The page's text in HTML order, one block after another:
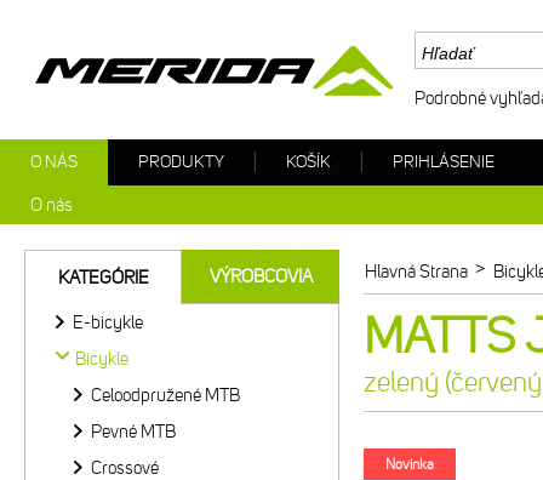
Hlavná Strana >
MATTS
zelený
Novinka
KATEGÓRIE VÝROBCOVIA
E-bicykle
Bicykle
Celoodpružené MTB
Pevné MTB
Crossové
Podrobné
O NÁS
O nás
PRODUKTY KOŠÍK PRIHLÁSENIE